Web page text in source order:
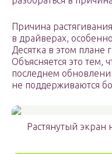
Причина
в драйверах,
Десятка в этом плане
Объясняется это тем,
последнем
не поддерживаются
Растянутый экран